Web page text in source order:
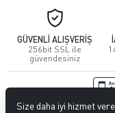
GÜVENLİ ALIŞVERİŞ
256bit SSL ile
güvendesiniz
© 2026
Size daha iyi hizmet